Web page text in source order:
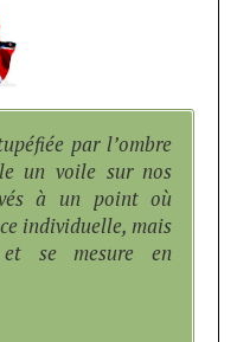
par l’ombre
un voile sur nos
à un point où
individuelle, mais
se mesure en